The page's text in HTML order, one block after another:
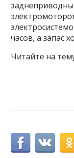
часов, а запас
Читайте на